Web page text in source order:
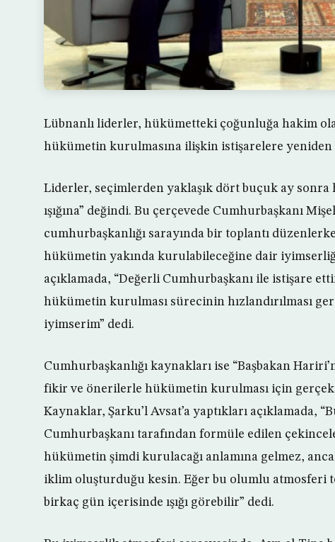
Lübnanlı liderler, hükümetteki çoğunluğa hakim
hükümetin kurulmasına ilişkin istişarelere yeniden
Liderler, seçimlerden yaklaşık dört buçuk ay
ışığına” değindi. Bu çerçevede Cumhurbaşkanı
cumhurbaşkanlığı sarayında bir toplantı
hükümetin yakında kurulabileceğine dair
açıklamada, “Değerli Cumhurbaşkanı ile istişare
hükümetin kurulması sürecinin hızlandırılması
iyimserim” dedi.
Cumhurbaşkanlığı kaynakları ise “Başbakan
fikir ve önerilerle hükümetin kurulması için gerçek
Kaynaklar, Şarku’l Avsat’a yaptıkları
Cumhurbaşkanı tarafından formüle edilen
hükümetin şimdi kurulacağı anlamına gelmez,
iklim oluşturduğu kesin. Eğer bu olumlu atmosferi
birkaç gün içerisinde ışığı görebilir” dedi.